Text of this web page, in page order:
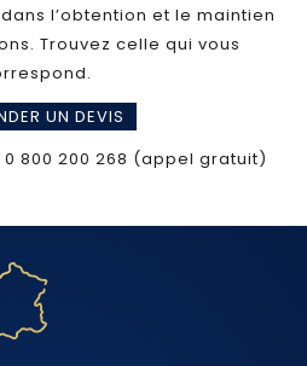
l’obtention et le maintien
Trouvez celle qui vous
UN DEVIS
800 200 268 (appel gratuit)